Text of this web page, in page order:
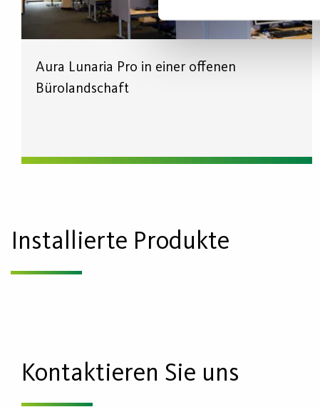
Aura Lunaria Pro in einer offenen
Bürolandschaft
Installierte Produkte
Kontaktieren Sie uns